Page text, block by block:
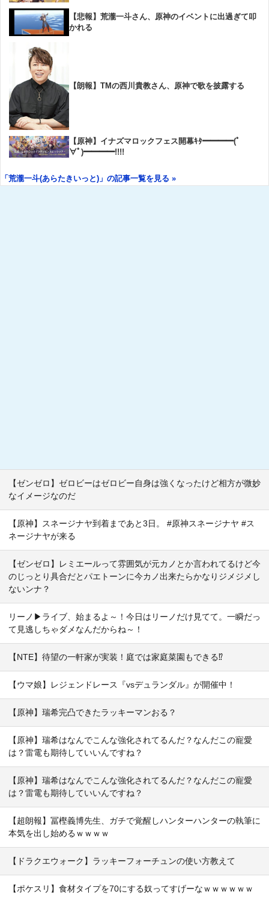
【悲報】荒瀧一斗さん、原神のイベントに出過ぎて叩
かれる
【朗報】TMの西川貴教さん、原神で歌を披露する
【原神】イナズマロックフェス開幕ｷﾀ━━━━(ﾟ
∀ﾟ)━━━━!!!!
「荒瀧一斗(あらたきいっと)」の記事一覧を見る »
【ゼンゼロ】ゼロビーはゼロビー自身は強くなったけど相方が微妙
なイメージなのだ
【原神】スネージナヤ到着まであと3日。 #原神スネージナヤ #ス
ネージナヤが来る
【ゼンゼロ】レミエールって雰囲気が元カノとか言われてるけど今
のじっとり具合だとパエトーンに今カノ出来たらかなりジメジメし
ないンナ？
リーノ▶ライブ、始まるよ～！今日はリーノだけ見てて。一瞬だっ
て見逃しちゃダメなんだからね～！
【NTE】待望の一軒家が実装！庭では家庭菜園もできる⁉
【ウマ娘】レジェンドレース『vsデュランダル』が開催中！
【原神】瑞希完凸できたラッキーマンおる？
【原神】瑞希はなんでこんな強化されてるんだ？なんだこの寵愛
は？雷電も期待していいんですね？
【原神】瑞希はなんでこんな強化されてるんだ？なんだこの寵愛
は？雷電も期待していいんですね？
【超朗報】冨樫義博先生、ガチで覚醒しハンターハンターの執筆に
本気を出し始めるｗｗｗｗ
【ドラクエウォーク】ラッキーフォーチュンの使い方教えて
【ポケスリ】食材タイプを70にする奴ってすげーなｗｗｗｗｗｗ